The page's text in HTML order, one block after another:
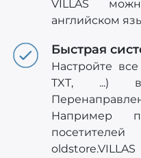
VILLAS
английском
Быстрая
Настройте
TXT, ...) в
Например